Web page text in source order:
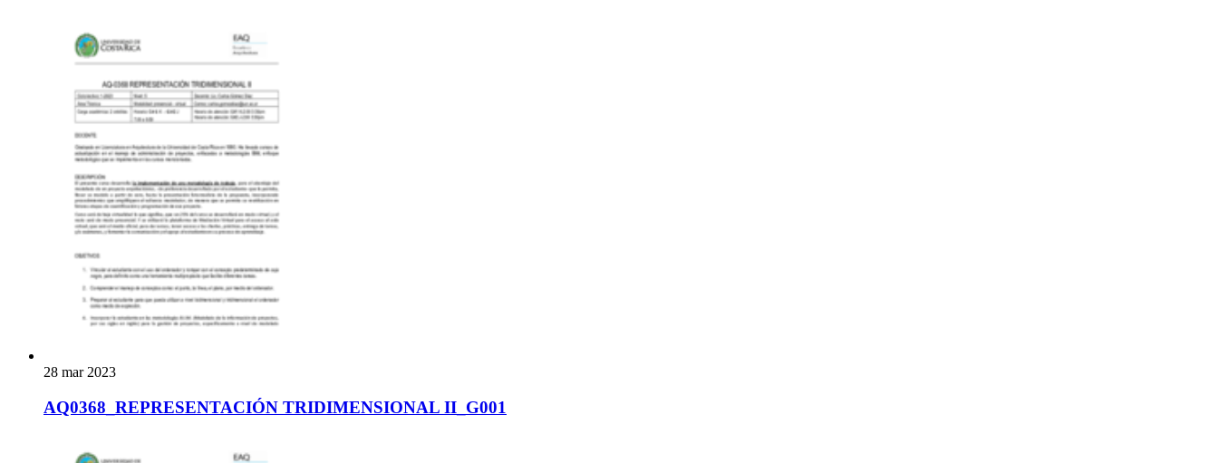
28 mar 2023
AQ0368_REPRESENTACIÓN TRIDIMENSIONAL II_G001